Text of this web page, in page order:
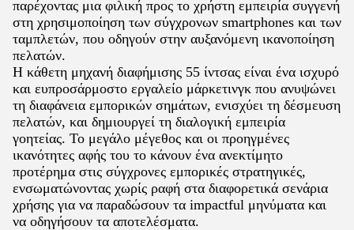
παρέχοντας μια φιλική προς το χρήστη εμπειρία συγγενή
στη χρησιμοποίηση των σύγχρονων smartphones και των
ταμπλετών, που οδηγούν στην αυξανόμενη ικανοποίηση
πελατών.
Η κάθετη μηχανή διαφήμισης 55 ίντσας είναι ένα ισχυρό
και ευπροσάρμοστο εργαλείο μάρκετινγκ που ανυψώνει
τη διαφάνεια εμπορικών σημάτων, ενισχύει τη δέσμευση
πελατών, και δημιουργεί τη διαλογική εμπειρία
γοητείας. Το μεγάλο μέγεθος και οι προηγμένες
ικανότητες αφής του το κάνουν ένα ανεκτίμητο
προτέρημα στις σύγχρονες εμπορικές στρατηγικές,
ενσωματώνοντας χωρίς ραφή στα διαφορετικά σενάρια
χρήσης για να παραδώσουν τα impactful μηνύματα και
να οδηγήσουν τα αποτελέσματα.